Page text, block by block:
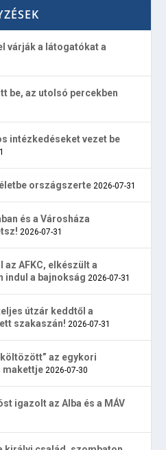
várják a látogatókat a
be, az utolsó percekben
intézkedéseket vezet be
országszerte 2026-07-31
és a Városháza
2026-07-31
az AFKC, elkészült a
indul a bajnokság 2026-07-31
útzár keddtől a
szakaszán! 2026-07-31
az egykori
makettje 2026-07-30
igazolt az Alba és a MÁV